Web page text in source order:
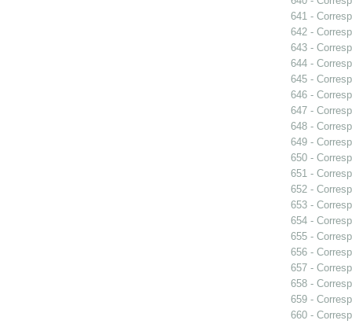
641 -
642 -
643 -
644 -
645 -
646 -
647 -
648 -
649 -
650 -
651 -
652 -
653 -
654 -
655 -
656 -
657 -
658 -
659 -
660 -